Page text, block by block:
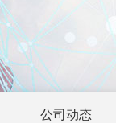
公司动态